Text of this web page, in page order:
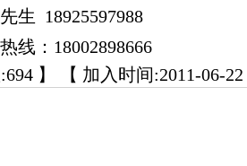
生 18925597988
线：18002898666
694 】 【 加入时间:2011-06-